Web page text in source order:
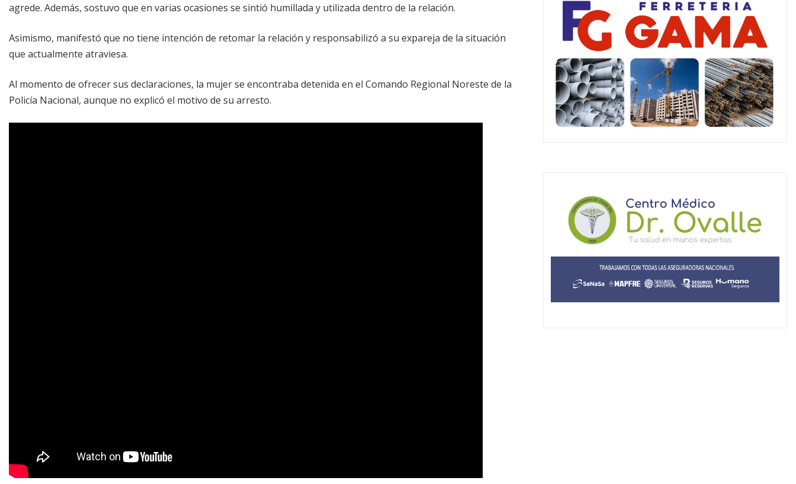
agrede. Además, sostuvo que en varias ocasiones se sintió humillada y utilizada dentro de la relación.
Asimismo, manifestó que no tiene intención de retomar la relación y responsabilizó a su expareja de la situación
que actualmente atraviesa.
Al momento de ofrecer sus declaraciones, la mujer se encontraba detenida en el Comando Regional Noreste de la
Policía Nacional, aunque no explicó el motivo de su arresto.